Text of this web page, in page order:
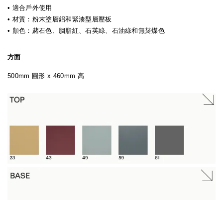
• 適合戶外使用
• 材質：粉末塗層鋁和緊湊型層壓板
• 顏色：赭石色、胭脂紅、石英綠、石油綠和無菸煤色
方面
500mm 圓形 x 460mm 高